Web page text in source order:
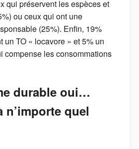
qui préservent les espèces et
ou ceux qui ont une
(25%). Enfin, 19%
un TO « locavore » et 5% un
compense les consommations
durable oui…
n’importe quel